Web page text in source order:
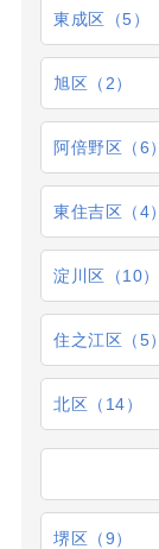
東成区（5）
旭区（2）
阿倍野区（6）
東住吉区（4）
淀川区（10）
住之江区（5）
北区（14）
堺区（9）